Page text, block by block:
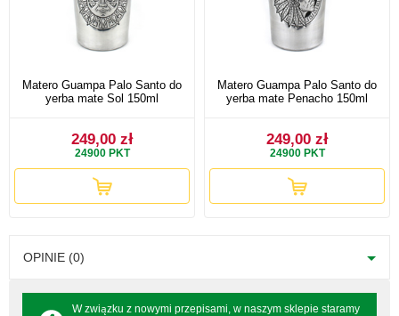
Matero Guampa Palo Santo do
yerba mate Sol 150ml
249,00 zł
24900PKT
Matero Guampa Palo Santo do
yerba mate Penacho 150ml
249,00 zł
24900PKT
OPINIE (0)
W związku z nowymi przepisami, w naszym sklepie staramy